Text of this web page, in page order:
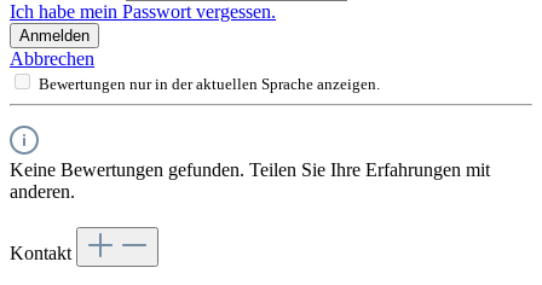
Ich habe mein Passwort vergessen.
Anmelden
Abbrechen
Bewertungen nur in der aktuellen Sprache anzeigen.
Keine Bewertungen gefunden. Teilen Sie Ihre Erfahrungen mit
anderen.
Kontakt